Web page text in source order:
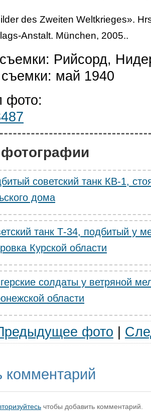
des Zweiten Weltkrieges».
Anstalt. München, 2005..
Рийсорд,
май 1940
фото:
советский танк КВ-1,
дома
танк Т-34, подбитый у
Курской области
солдаты у ветряной
области
фото
комментарий
чтобы добавить комментарий.